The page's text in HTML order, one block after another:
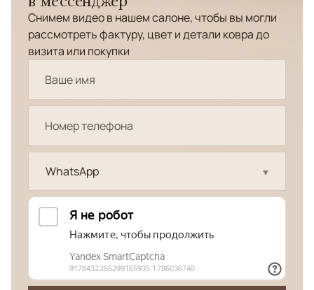
Снимем видео в нашем салоне, чтобы вы могли
рассмотреть фактуру, цвет и детали ковра до
визита или покупки
WhatsApp